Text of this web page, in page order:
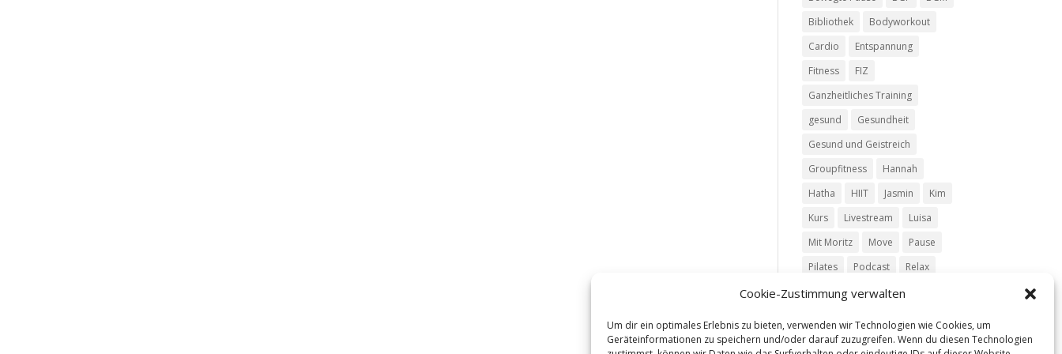
Cookie-Zustimmung verwalten
Um dir ein optimales Erlebnis zu bieten, verwenden wir Technologien wie Cookies, um
Geräteinformationen zu speichern und/oder darauf zuzugreifen. Wenn du diesen Technologien
Bibliothek
Bodyworkout
Cardio
Entspannung
Fitness
FIZ
Ganzheitliches Training
gesund
Gesundheit
Gesund und Geistreich
Groupfitness
Hannah
Hatha
HIIT Jasmin
Kim
Kurs
Livestream
Luisa
Mit Moritz
Move
Pause
Pilates
Podcast
Relax
Ruhe
Rückentraining
Yoga